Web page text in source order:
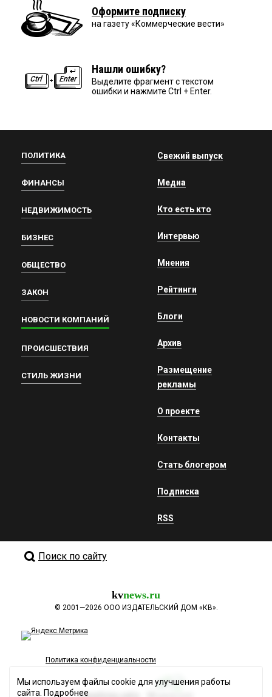
Оформите подписку
на газету «Коммерческие вести»
Нашли ошибку?
Выделите фрагмент с текстом
ошибки и нажмите Ctrl + Enter.
ПОЛИТИКА
ФИНАНСЫ
НЕДВИЖИМОСТЬ
БИЗНЕС
ОБЩЕСТВО
ЗАКОН
НОВОСТИ КОМПАНИЙ
ПРОИСШЕСТВИЯ
СТИЛЬ ЖИЗНИ
Свежий выпуск
Медиа
Кто есть кто
Интервью
Мнения
Рейтинги
Блоги
Архив
Размещение
рекламы
О проекте
Контакты
Стать блогером
Подписка
RSS
Поиск по сайту
kvnews.ru
© 2001—2026 ООО ИЗДАТЕЛЬСКИЙ ДОМ «КВ».
Политика конфиденциальности
Разработка сайта
Мы используем файлы cookie для улучшения работы
сайта. Подробнее